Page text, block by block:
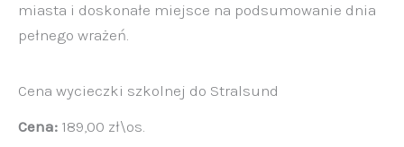
miasta i doskonałe miejsce na podsumowanie dnia
pełnego wrażeń.
Cena wycieczki szkolnej do Stralsund
Cena: 189,00 zł\os.